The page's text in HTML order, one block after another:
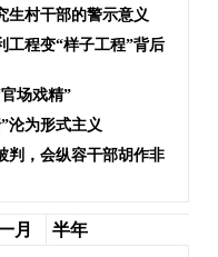
生村干部的警示意义
工程变“样子工程”背后
场戏精”
沦为形式主义
判，会纵容干部胡作非
月 半年